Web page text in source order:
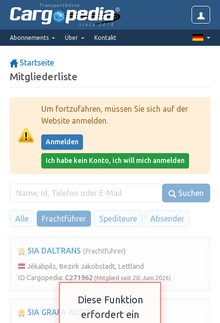
Transportbörse
since 2014
Abonnements Über Kontakt
Startseite
Mitgliederliste
Um fortzufahren, müssen Sie sich auf der
Website anmelden.
Anmelden
Ich habe kein Konto, ich will mich anmelden
Suchen
Alle Frachtführer Spediteure Absender
SIA DALTRANS (Frachtführer)
Jēkabpils, Bezirk Jakobstadt, Lettland
ID Cargopedia: C271962 (Mitglied seit 20. Juni 2026)
SIA GRAFA AUTO (Frachtführer)
Diese Funktion
erfordert ein